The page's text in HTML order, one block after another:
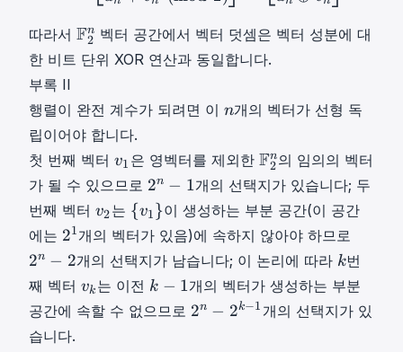
=
\
,
1
\
}
b
{
}
^
n
8
u
n
]
T
u
=
[
u
_
1
,
\
d
o
t
v
n
T
[
v
_
1
,
\
d
o
따라서 F
2
n
m
a
t
b
{
F
}
2
F2
n 벡터 공간에서 벡터 덧셈은 벡터 성분에 대
한 비트 단위 XOR 연산과 동일합니다.
부록 II
행렬이 완전 계수가 되려면 이 n
n개의 벡터가 선형 독
립이어야 합니다.
첫 번째 벡터 v
1
_
1
v1 은 영벡터를 제외한 F
2
n
\
m
a
t
h
b
F2
n의 임의의 벡터
가 될 수 있으므로 2
n
−
1
2
^
n
2n − 1개의 선택지가 있습니다; 두
번째 벡터 v
2
v
_
2
v2는 {
v
1
}
\
{
{v1}이 생성하는 부분 공간(이 공간
에는 2
1
^
1
21개의 벡터가 있음)에 속하지 않아야 하므로
n
−
2
2
2n − 2개의 선택지가 남습니다; 이 논리에 따라 k
k
k번
째 벡터 v
k
v
vk 는 이전 k
−
k − 1개의 벡터가 생성하는 부분
공간에 속할 수 없으므로 2
2n − 2k−1 개의 선택지가 있
습니다.